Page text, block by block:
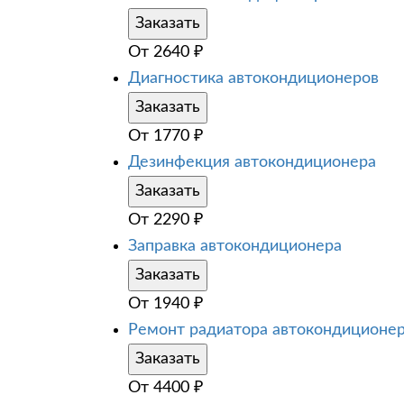
Заказать
От 2640 ₽
Диагностика автокондиционеров
Заказать
От 1770 ₽
Дезинфекция автокондиционера
Заказать
От 2290 ₽
Заправка автокондиционера
Заказать
От 1940 ₽
Ремонт радиатора
Заказать
От 4400 ₽